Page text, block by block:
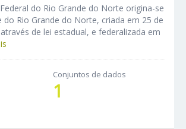
do Rio Grande do Norte origina-se
do Rio Grande do Norte, criada em 25 de
de lei estadual, e federalizada em
Conjuntos de dados
1